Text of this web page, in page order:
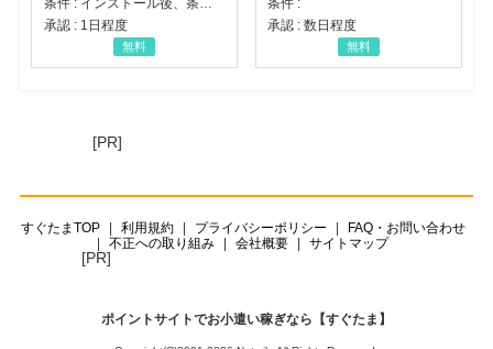
承認 : 1日程度
無料
承認 : 数日程度
無料
[PR]
すぐたまTOP 利用規約 プライバシーポリシー
FAQ・お問い合わせ
不正への取り組み
会社概要 サイトマップ
[PR]
ポイントサイトでお小遣い稼ぎなら【すぐたま】